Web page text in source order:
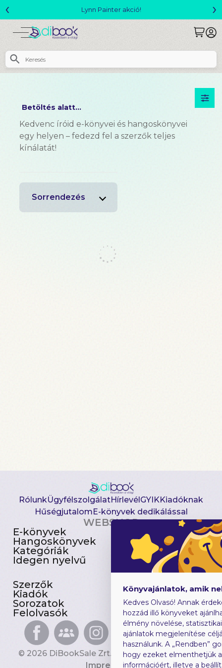
Lynn Painter akció!
‹ ›
Betöltés alatt...
Kedvenc íróid e-könyvei és hangoskönyvei
egy helyen – fedezd fel a szerzők teljes
kínálatát!
Sorrendezés
RólunkÜgyfélszolgálatHírlevélGYIKKiadóknak
HűségjutalomE-könyvek dedikálással
WEBSHOP
E-könyvek
Hangoskönyvek
Kategóriák
Idegen nyelvű
Csomagajánlatok
Akciósak
Előjegyezhetők
Újdonságok
Szerzők
Kiadók
Sorozatok
Felolvasók
Gyerekkönyvek
Heti toplista
Ajándékutalvány
Blog
© 2026 DiBookSale Zrt. Minden jog fenntartva.
Impresszum
Könyvajánlatok, amik
Kedves Olvasó! Annak
hozzád illő könyveket
élmény növelése,
ajánlatok megjelenítése
használunk. A „Rendben”
hogy ezeket elmenthetjük
információért, illetve a